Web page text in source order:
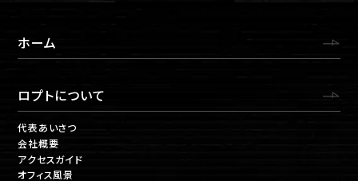
ホーム
ロプトについて
代表あいさつ
会社概要
アクセスガイド
オフィス風景